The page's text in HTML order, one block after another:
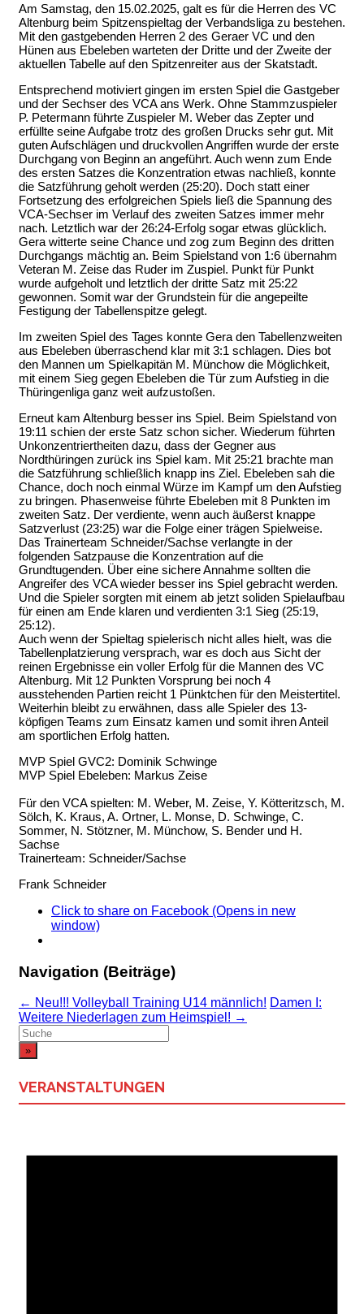
Am Samstag, den 15.02.2025, galt es für die Herren des VC
Altenburg beim Spitzenspieltag der Verbandsliga zu bestehen.
Mit den gastgebenden Herren 2 des Geraer VC und den
Hünen aus Ebeleben warteten der Dritte und der Zweite der
aktuellen Tabelle auf den Spitzenreiter aus der Skatstadt.
Entsprechend motiviert gingen im ersten Spiel die Gastgeber
und der Sechser des VCA ans Werk. Ohne Stammzuspieler
P. Petermann führte Zuspieler M. Weber das Zepter und
erfüllte seine Aufgabe trotz des großen Drucks sehr gut. Mit
guten Aufschlägen und druckvollen Angriffen wurde der erste
Durchgang von Beginn an angeführt. Auch wenn zum Ende
des ersten Satzes die Konzentration etwas nachließ, konnte
die Satzführung geholt werden (25:20). Doch statt einer
Fortsetzung des erfolgreichen Spiels ließ die Spannung des
VCA-Sechser im Verlauf des zweiten Satzes immer mehr
nach. Letztlich war der 26:24-Erfolg sogar etwas glücklich.
Gera witterte seine Chance und zog zum Beginn des dritten
Durchgangs mächtig an. Beim Spielstand von 1:6 übernahm
Veteran M. Zeise das Ruder im Zuspiel. Punkt für Punkt
wurde aufgeholt und letztlich der dritte Satz mit 25:22
gewonnen. Somit war der Grundstein für die angepeilte
Festigung der Tabellenspitze gelegt.
Im zweiten Spiel des Tages konnte Gera den Tabellenzweiten
aus Ebeleben überraschend klar mit 3:1 schlagen. Dies bot
den Mannen um Spielkapitän M. Münchow die Möglichkeit,
mit einem Sieg gegen Ebeleben die Tür zum Aufstieg in die
Thüringenliga ganz weit aufzustoßen.
Erneut kam Altenburg besser ins Spiel. Beim Spielstand von
19:11 schien der erste Satz schon sicher. Wiederum führten
Unkonzentriertheiten dazu, dass der Gegner aus
Nordthüringen zurück ins Spiel kam. Mit 25:21 brachte man
die Satzführung schließlich knapp ins Ziel. Ebeleben sah die
Chance, doch noch einmal Würze im Kampf um den Aufstieg
zu bringen. Phasenweise führte Ebeleben mit 8 Punkten im
zweiten Satz. Der verdiente, wenn auch äußerst knappe
Satzverlust (23:25) war die Folge einer trägen Spielweise.
Das Trainerteam Schneider/Sachse verlangte in der
folgenden Satzpause die Konzentration auf die
Grundtugenden. Über eine sichere Annahme sollten die
Angreifer des VCA wieder besser ins Spiel gebracht werden.
Und die Spieler sorgten mit einem ab jetzt soliden Spielaufbau
für einen am Ende klaren und verdienten 3:1 Sieg (25:19,
25:12).
Auch wenn der Spieltag spielerisch nicht alles hielt, was die
Tabellenplatzierung versprach, war es doch aus Sicht der
reinen Ergebnisse ein voller Erfolg für die Mannen des VC
Altenburg. Mit 12 Punkten Vorsprung bei noch 4
ausstehenden Partien reicht 1 Pünktchen für den Meistertitel.
Weiterhin bleibt zu erwähnen, dass alle Spieler des 13-
köpfigen Teams zum Einsatz kamen und somit ihren Anteil
am sportlichen Erfolg hatten.
MVP Spiel GVC2: Dominik Schwinge
MVP Spiel Ebeleben: Markus Zeise
Für den VCA spielten: M. Weber, M. Zeise, Y. Kötteritzsch, M.
Sölch, K. Kraus, A. Ortner, L. Monse, D. Schwinge, C.
Sommer, N. Stötzner, M. Münchow, S. Bender und H.
Sachse
Trainerteam: Schneider/Sachse
Frank Schneider
Click to share on Facebook (Opens in new
window)
Navigation (Beiträge)
← Neu!!! Volleyball Training U14 männlich! Damen I:
Weitere Niederlagen zum Heimspiel! →
Suchergebnis
für:
VERANSTALTUNGEN